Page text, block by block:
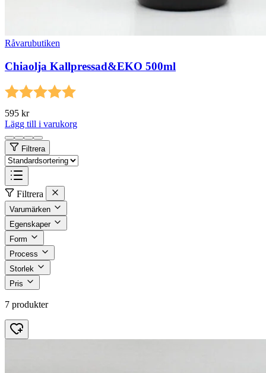
Råvarubutiken
Chiaolja Kallpressad&EKO 500ml
Betyg:
595 kr
Lägg till i varukorg
Filtrera
Filtrera
Varumärken
Egenskaper
Form
Process
Storlek
Pris
7 produkter